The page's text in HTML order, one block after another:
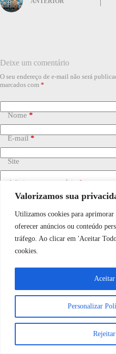
Valorizamos sua
Utilizamos cookies para aprimorar
oferecer anúncios ou conteúdo
tráfego. Ao clicar em 'Aceitar
cookies.
Personalizar
Deixe um comentário
O seu endereço de e-mail não será
marcados com *
Nome*
E-mail*
Site
Adicionar comentário *
Salvar meu nome, e-mail e site
próxima vez que eu comentar.
Publicar comentário
WhatsApp JF Tech
Vamos conversar e
podemos ajudá-lo